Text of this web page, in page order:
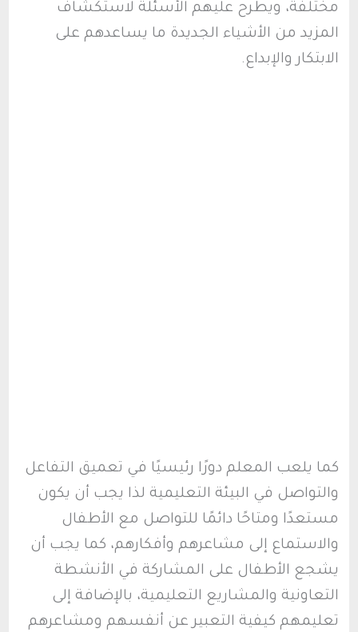
مختلفة، ويطرح عليهم الأسئلة لاستكشاف
المزيد من الأشياء الجديدة ما يساعدهم على
الابتكار والإبداع.
كما يلعب المعلم دورًا رئيسيًا في تعميق التفاعل
والتواصل في البيئة التعليمية لذا يجب أن يكون
مستعدًا ومتاحًا دائمًا للتواصل مع الأطفال
والاستماع إلى مشاعرهم وأفكارهم، كما يجب أن
يشجع الأطفال على المشاركة في الأنشطة
التعاونية والمشاريع التعليمية، بالإضافة إلى
تعليمهم كيفية التعبير عن أنفسهم ومشاعرهم